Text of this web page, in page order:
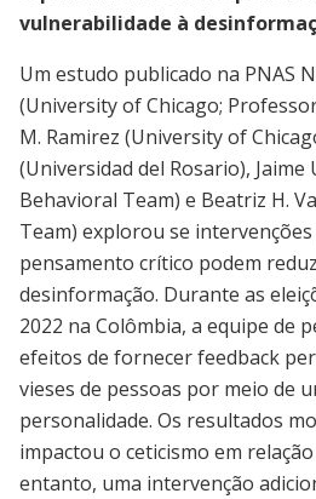
vulnerabilidade à
Um estudo publicado na PNAS
(University of Chicago;
M. Ramirez (University of
(Universidad del Rosario), Jaime
Behavioral Team) e Beatriz H.
Team) explorou se
pensamento crítico podem
desinformação. Durante as
2022 na Colômbia, a equipe de
efeitos de fornecer feedback
vieses de pessoas por meio de
personalidade. Os resultados
impactou o ceticismo em
entanto, uma intervenção